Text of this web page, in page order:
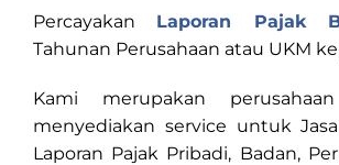
Percayakan Laporan Pajak
Tahunan Perusahaan atau UKM
Kami merupakan
menyediakan service untuk
Laporan Pajak Pribadi, Badan,